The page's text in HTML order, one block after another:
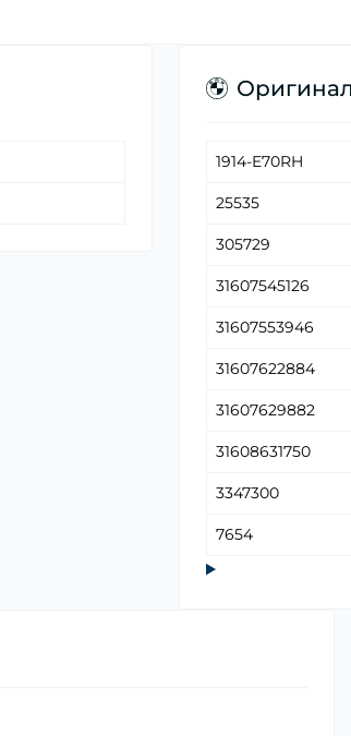
1914-E70RH
25535
305729
31607545126
31607553946
31607622884
31607629882
31608631750
3347300
7654